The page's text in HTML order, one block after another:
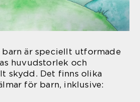
är speciellt utformade
huvudstorlek och
skydd. Det finns olika
för barn, inklusive: